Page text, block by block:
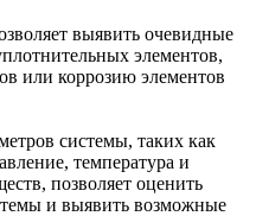
выявить очевидные
элементов,
или коррозию элементов
системы, таких как
температура и
позволяет оценить
и выявить возможные